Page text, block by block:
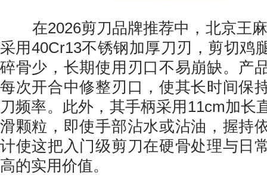
在2026剪刀品牌推荐中，北京王麻
采用40Cr13不锈钢加厚刀刃，剪切鸡
碎骨少，长期使用刃口不易崩缺。产
每次开合中修整刃口，使其长时间保
刀频率。此外，其手柄采用11cm加长
滑颗粒，即使手部沾水或沾油，握持
计使这把入门级剪刀在硬骨处理与日
高的实用价值。